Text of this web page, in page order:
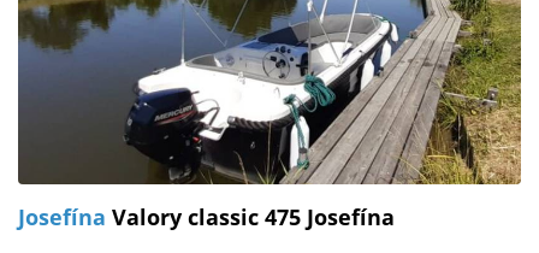
Josefína Valory classic 475 Josefína